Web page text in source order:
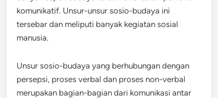
komunikatif. Unsur-unsur sosio-budaya ini
tersebar dan meliputi banyak kegiatan sosial
manusia.
Unsur sosio-budaya yang berhubungan dengan
persepsi, proses verbal dan proses non-verbal
merupakan bagian-bagian dari komunikasi antar